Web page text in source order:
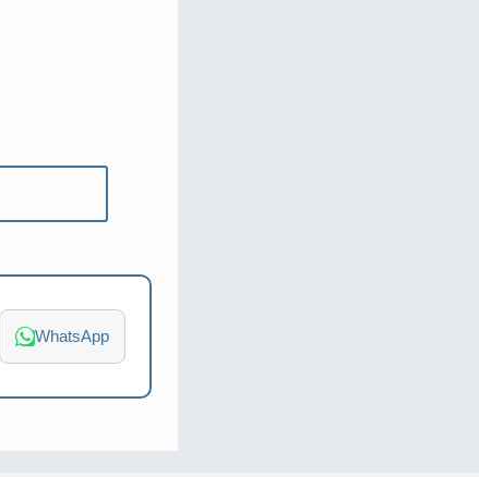
WhatsApp